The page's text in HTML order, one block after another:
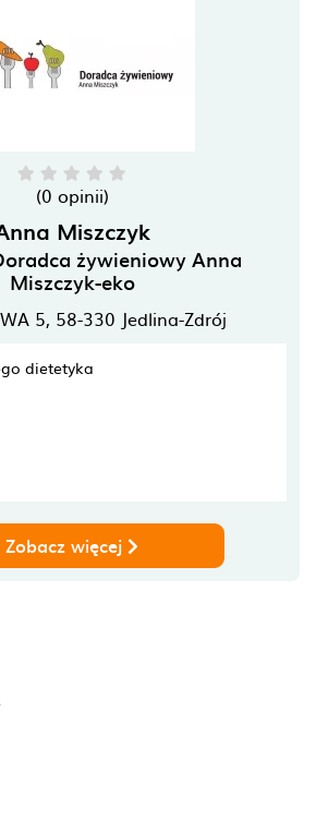
(0 opinii)
Miszczyk
żywieniowy Anna
Miszczyk-eko
5, 58-330 Jedlina-Zdrój
dietetyka
Zobacz więcej